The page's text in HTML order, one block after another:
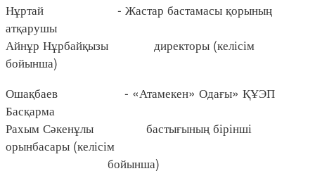
Нұртай - Жастар бастамасы қорының
атқарушы
Айнұр Нұрбайқызы директоры (келісім
бойынша)
Ошақбаев - «Атамекен» Одағы» ҚҰЭП
Басқарма
Рахым Сәкенұлы бастығының бірінші
орынбасары (келісім
бойынша)